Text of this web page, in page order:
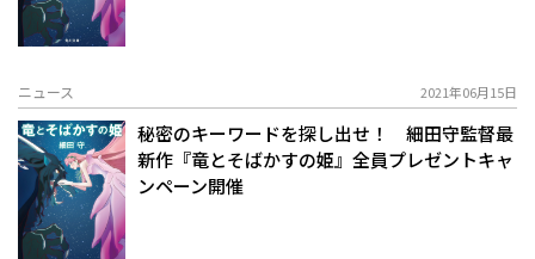
ニュース 2021年06月15日
秘密のキーワードを探し出せ！ 細田守監督最
新作『竜とそばかすの姫』全員プレゼントキャ
ンペーン開催